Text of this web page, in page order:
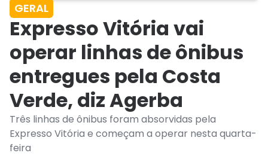
GERAL
Expresso Vitória vai
operar linhas de ônibus
entregues pela Costa
Verde, diz Agerba
Três linhas de ônibus foram absorvidas pela
Expresso Vitória e começam a operar nesta quarta-
feira